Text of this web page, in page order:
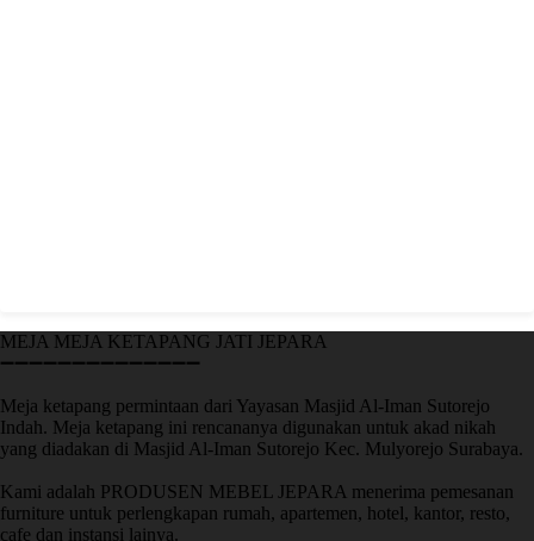
MEJA MEJA KETAPANG JATI JEPARA
➖➖➖➖➖➖➖➖➖➖➖➖➖➖
Meja ketapang permintaan dari Yayasan Masjid Al-Iman Sutorejo
Indah. Meja ketapang ini rencananya digunakan untuk akad nikah
yang diadakan di Masjid Al-Iman Sutorejo Kec. Mulyorejo Surabaya.
Kami adalah PRODUSEN MEBEL JEPARA menerima pemesanan
furniture untuk perlengkapan rumah, apartemen, hotel, kantor, resto,
cafe dan instansi lainya.